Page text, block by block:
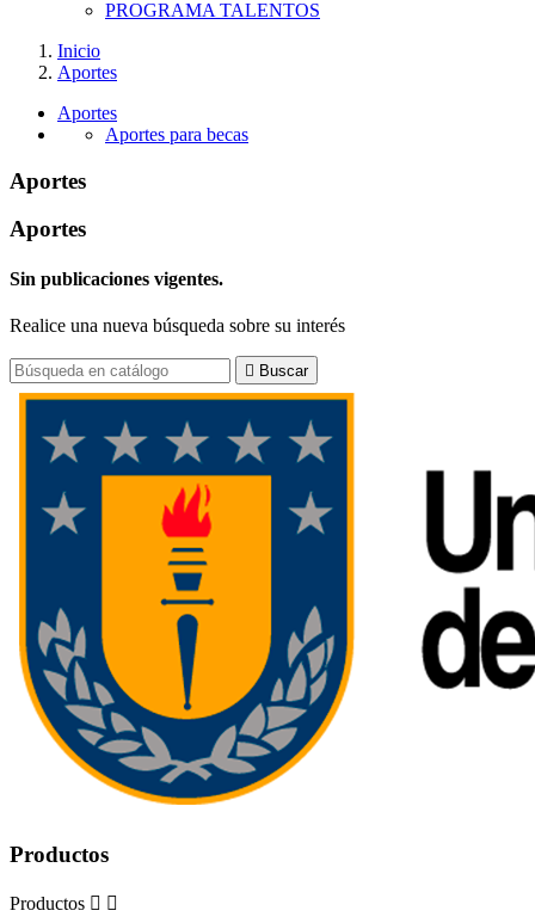
PROGRAMA TALENTOS
Inicio
Aportes
Aportes
Aportes para becas
Aportes
Aportes
Sin publicaciones vigentes.
Realice una nueva búsqueda sobre su interés
 Buscar
Productos
Productos  